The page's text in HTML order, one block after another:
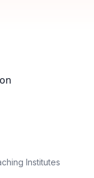
Institutes